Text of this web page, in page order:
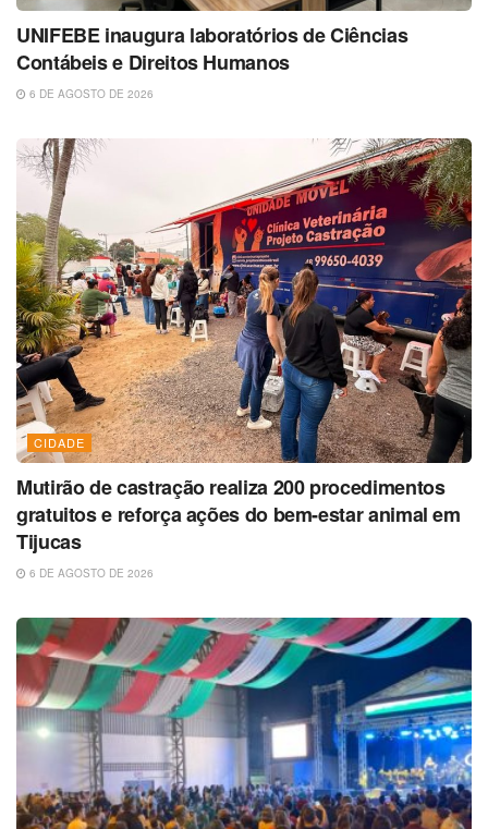
UNIFEBE inaugura laboratórios de Ciências
Contábeis e Direitos Humanos
6 DE AGOSTO DE 2026
CIDADE
Mutirão de castração realiza 200 procedimentos
gratuitos e reforça ações do bem-estar animal em
Tijucas
6 DE AGOSTO DE 2026